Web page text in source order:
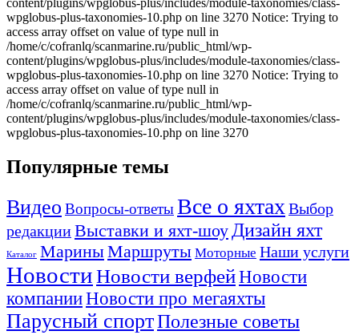
content/plugins/wpglobus-plus/includes/module-taxonomies/class-
wpglobus-plus-taxonomies-10.php on line 3270 Notice: Trying to
access array offset on value of type null in
/home/c/cofranlq/scanmarine.ru/public_html/wp-
content/plugins/wpglobus-plus/includes/module-taxonomies/class-
wpglobus-plus-taxonomies-10.php on line 3270 Notice: Trying to
access array offset on value of type null in
/home/c/cofranlq/scanmarine.ru/public_html/wp-
content/plugins/wpglobus-plus/includes/module-taxonomies/class-
wpglobus-plus-taxonomies-10.php on line 3270
Популярные темы
Видео Вопросы-ответыВсе о яхтах Выбор
редакцииВыставки и яхт-шоу Дизайн яхт
Каталог МариныМаршруты Моторные Наши услуги
НовостиНовости верфейНовости
компанииНовости про мегаяхты
Парусный спортПолезные советы